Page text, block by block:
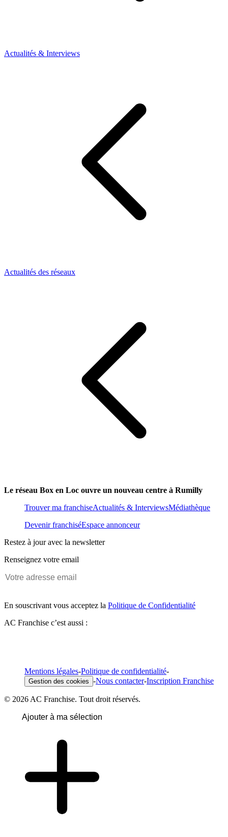
Actualités & Interviews
Actualités des réseaux
Le réseau Box en Loc ouvre un nouveau centre à Rumilly
Trouver ma franchiseActualités & InterviewsMédiathèque
Devenir franchiséEspace annonceur
Restez à jour avec la newsletter
Renseignez votre email
En souscrivant vous acceptez la Politique de Confidentialité
AC Franchise c’est aussi :
Mentions légales-Politique de confidentialité-
Gestion des cookies -Nous contacter-Inscription Franchise
© 2026 AC Franchise. Tout droit réservés.
Ajouter à ma sélection